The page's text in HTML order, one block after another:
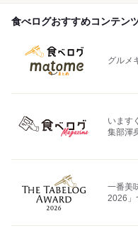
食べログおすすめコンテン
グルメ
います
集部渾
一番美
2026」